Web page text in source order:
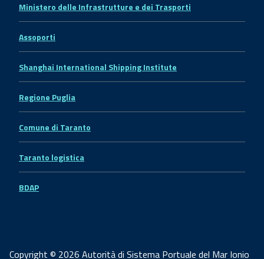
Ministero delle Infrastrutture e dei Trasporti
Assoporti
Shanghai International Shipping Institute
Regione Puglia
Comune di Taranto
Taranto logistica
BDAP
Copyright © 2026 Autorità di Sistema Portuale del Mar Ionio